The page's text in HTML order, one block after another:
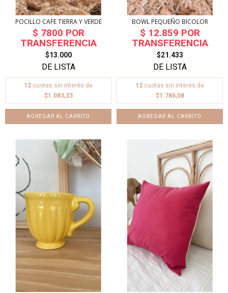
POCILLO CAFE TIERRA Y VERDE
$13.000
12 cuotas sin interés de
$1.083,33
BOWL PEQUEÑO BICOLOR
$21.433
12 cuotas sin interés de
$1.786,08